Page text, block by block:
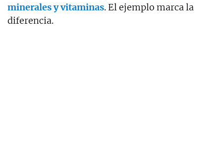
minerales y vitaminas. El ejemplo marca la
diferencia.